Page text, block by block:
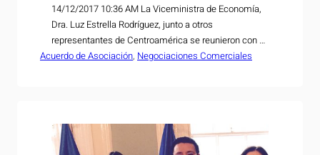
14/12/2017 10:36 AM La Viceministra de Economía,
Dra. Luz Estrella Rodríguez, junto a otros
representantes de Centroamérica se reunieron con el
Secretario de Estado del Reino Unido, Liam Fox, para
Acuerdo de Asociación, Negociaciones Comerciales